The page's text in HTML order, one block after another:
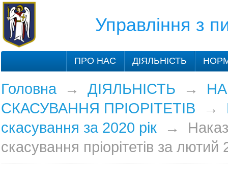
Управління з
ПРО НАС ДІЯЛЬНІСТЬ
Головна→ ДІЯЛЬНІСТЬ →
СКАСУВАННЯ ПРІОРІТЕТІВ →
скасування за 2020 рік→
скасування пріорітетів за лютий